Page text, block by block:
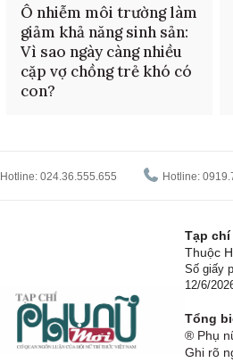
Ô nhiễm môi trường làm
giảm khả năng sinh sản:
Vì sao ngày càng nhiều
cặp vợ chồng trẻ khó có
con?
Hotline: 024.36.555.655 Hotline:
Tạp
Thuộc
Số giấy
12/6/
Tổng
® Phụ
Ghi rõ